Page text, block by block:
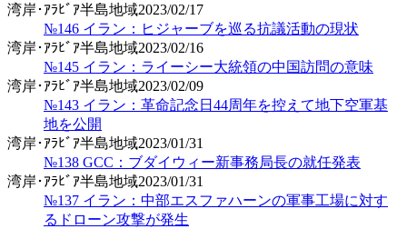
湾岸･ｱﾗﾋﾞｱ半島地域2023/02/17
№146 イラン：ヒジャーブを巡る抗議活動の現状
湾岸･ｱﾗﾋﾞｱ半島地域2023/02/16
№145 イラン：ライーシー大統領の中国訪問の意味
湾岸･ｱﾗﾋﾞｱ半島地域2023/02/09
№143 イラン：革命記念日44周年を控えて地下空軍基
地を公開
湾岸･ｱﾗﾋﾞｱ半島地域2023/01/31
№138 GCC：ブダイウィー新事務局長の就任発表
湾岸･ｱﾗﾋﾞｱ半島地域2023/01/31
№137 イラン：中部エスファハーンの軍事工場に対す
るドローン攻撃が発生